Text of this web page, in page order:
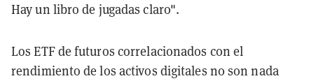
Hay un libro de jugadas claro".
Los ETF de futuros correlacionados con el
rendimiento de los activos digitales no son nada